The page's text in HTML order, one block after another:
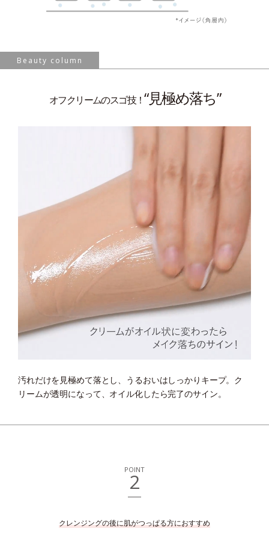
Beauty column
オフクリームのスゴ技！“見極め落ち”
汚れだけを見極めて落とし、うるおいはしっかりキープ。 ク
リームが透明になって、オイル化したら完了のサイン。
POINT
2
クレンジングの後に肌がつっぱる方におすすめ